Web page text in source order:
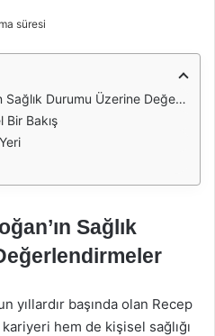
süresi
Durumu Üzerine Değerlendirmeler
Bir Bakış
Sağlık
yıllardır başında olan Recep
hem de kişisel sağlığı